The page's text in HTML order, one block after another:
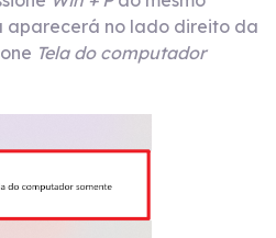
aparecerá no lado direito da
Tela do computador